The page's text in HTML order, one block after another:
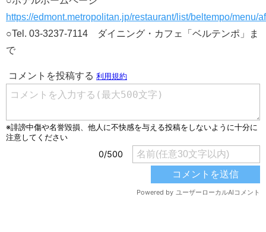
https://edmont.metropolitan.jp/restaurant/list/beltempo/menu/
○Tel. 03-3237-7114 ダイニング・カフェ「ベルテンポ」ま
で